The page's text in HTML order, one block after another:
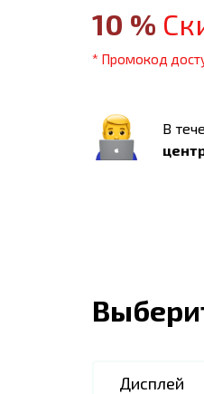
10 %
* Промокод
В
Дисплей